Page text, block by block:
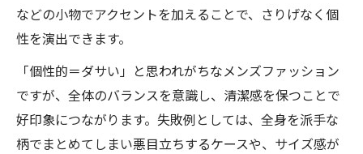
などの小物でアクセントを加えることで、さりげなく個
性を演出できます。
「個性的＝ダサい」と思われがちなメンズファッション
ですが、全体のバランスを意識し、清潔感を保つことで
好印象につながります。失敗例としては、全身を派手な
柄でまとめてしまい悪目立ちするケースや、サイズ感が